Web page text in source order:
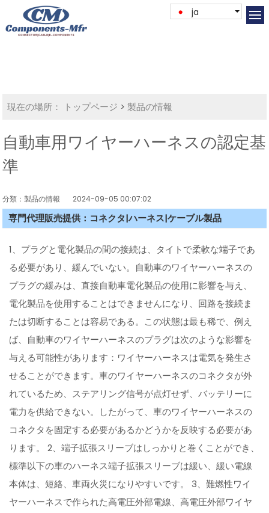
ja
現在の場所： トップページ >製品の情報
自動車用ワイヤーハーネスの認定基
準
分類：製品の情報 2024-09-05 00:07:02
専門代理販売提供：コネクタ|ハーネス|ケーブル製品
1、プラグと電化製品の間の接続は、タイトで柔軟な端子であ
る必要があり、緩んでいない。自動車のワイヤーハーネスの
プラグの緩みは、直接自動車電化製品の使用に影響を与え、
電化製品を使用することはできませんになり、回路を接続ま
たは切断することは容易である。この状態は最も稀で、例え
ば、自動車のワイヤーハーネスのプラグは次のような影響を
与える可能性があります：ワイヤーハーネスは電気を発生さ
せることができます。車のワイヤーハーネスのコネクタが外
れているため、ステアリング信号が点灯せず、バッテリーに
電力を供給できない。したがって、車のワイヤーハーネスの
コネクタを固定する必要があるかどうかを反映する必要があ
ります。 2、端子拡張スリーブはしっかりと巻くことができ、
標準以下の車のハーネス端子拡張スリーブは緩い、緩い電線
本体は、短絡、車両火災になりやすいです。 3、難燃性ワイ
ヤーハーネスで作られた高電圧外部電線、高電圧外部ワイヤ